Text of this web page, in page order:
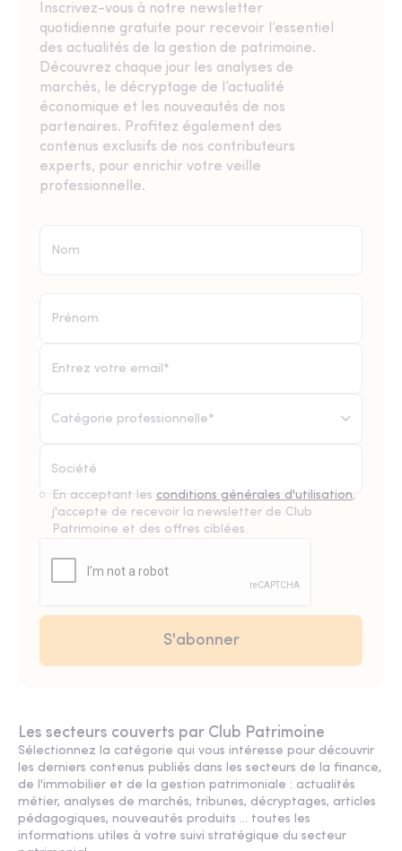
Inscrivez-vous à notre newsletter
quotidienne gratuite pour recevoir l’essentiel
des actualités de la gestion de patrimoine.
Découvrez chaque jour les analyses de
marchés, le décryptage de l’actualité
économique et les nouveautés de nos
partenaires. Profitez également des
contenus exclusifs de nos contributeurs
experts, pour enrichir votre veille
professionnelle.
Catégorie professionnelle*
En acceptant les conditions générales d'utilisation,
j'accepte de recevoir la newsletter de Club
Patrimoine et des offres ciblées.
Les secteurs couverts par Club Patrimoine
Sélectionnez la catégorie qui vous intéresse pour découvrir
les derniers contenus publiés dans les secteurs de la finance,
de l'immobilier et de la gestion patrimoniale : actualités
métier, analyses de marchés, tribunes, décryptages, articles
pédagogiques, nouveautés produits ... toutes les
informations utiles à votre suivi stratégique du secteur